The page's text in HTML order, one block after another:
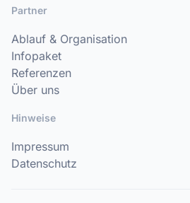
Partner
Ablauf & Organisation
Infopaket
Referenzen
Über uns
Hinweise
Impressum
Datenschutz